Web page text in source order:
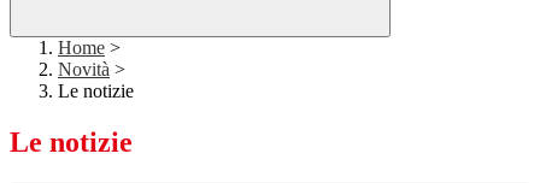
Home >
Novità >
Le notizie
Le notizie